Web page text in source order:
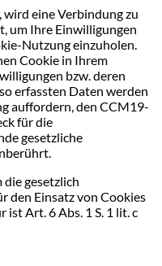
eine Verbindung zu
um Ihre Einwilligungen
Nutzung einzuholen.
Cookie in Ihrem
bzw. deren
erfassten Daten werden
auffordern, den CCM19-
für die
gesetzliche
gesetzlich
den Einsatz von Cookies
Art. 6 Abs. 1 S. 1 lit. c